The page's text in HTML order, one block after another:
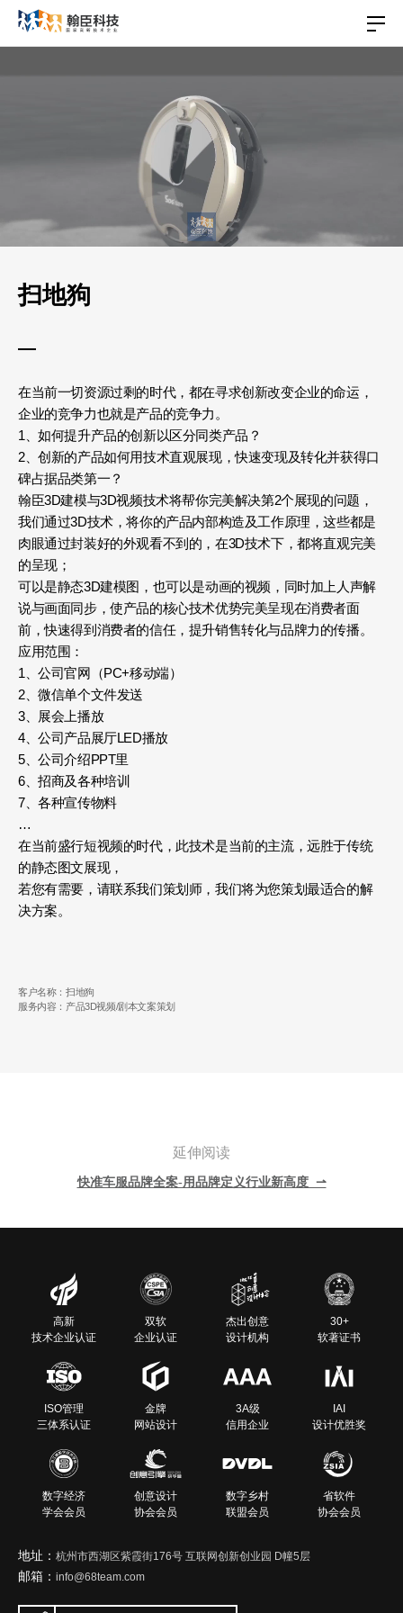
扫地狗
在当前一切资源过剩的时代，都在寻求创新改变企业的命运，
企业的竞争力也就是产品的竞争力。
1、如何提升产品的创新以区分同类产品？
2、创新的产品如何用技术直观展现，快速变现及转化并获得口
碑占据品类第一？
翰臣3D建模与3D视频技术将帮你完美解决第2个展现的问题，
我们通过3D技术，将你的产品内部构造及工作原理，这些都是
肉眼通过封装好的外观看不到的，在3D技术下，都将直观完美
的呈现；
可以是静态3D建模图，也可以是动画的视频，同时加上人声解
说与画面同步，使产品的核心技术优势完美呈现在消费者面
前，快速得到消费者的信任，提升销售转化与品牌力的传播。
应用范围：
1、公司官网（PC+移动端）
2、微信单个文件发送
3、展会上播放
4、公司产品展厅LED播放
5、公司介绍PPT里
6、招商及各种培训
7、各种宣传物料
…
在当前盛行短视频的时代，此技术是当前的主流，远胜于传统
的静态图文展现，
若您有需要，请联系我们策划师，我们将为您策划最适合的解
决方案。
客户名称：扫地狗
服务内容：产品3D视频/剧本文案策划
延伸阅读
快准车服品牌全案-用品牌定义行业新高度 ⇀
高新
技术企业认证
双软
企业认证
杰出创意
设计机构
30+
软著证书
ISO管理
三体系认证
金牌
网站设计
3A级
信用企业
IAI
设计优胜奖
数字经济
学会会员
创意设计
协会会员
数字乡村
联盟会员
省软件
协会会员
地址： 杭州市西湖区紫霞街176号 互联网创新创业园 D幢5层
邮箱： info@68team.com